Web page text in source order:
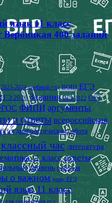
язык 11 класс
Вербицкая 400 заданий
2023-2024 учебный год ВОШ ЕГЭ
ЕГЭ 2026 Задания ОГЭ 2022 ОГЭ
ФИПИ аргументы
и ответы всероссийская
диагностическая работа
классный час литература
11 класс ответы
уровень рабочая
о важном решу ЕГЭ
язык 11 класс
для сочинения егэ